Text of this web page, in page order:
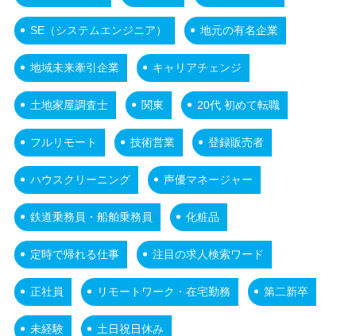
SE（システムエンジニア） 地元の有名企業
地域未来牽引企業 キャリアチェンジ
土地家屋調査士 関東 20代 初めて転職
フルリモート 技術営業 登録販売者
ハウスクリーニング 声優マネージャー
鉄道乗務員・船舶乗務員 化粧品
定時で帰れる仕事 注目の求人検索ワード
正社員 リモートワーク・在宅勤務 第二新卒
未経験 土日祝日休み